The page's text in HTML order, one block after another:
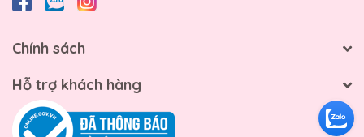
Chính sách
Hỗ trợ khách hàng